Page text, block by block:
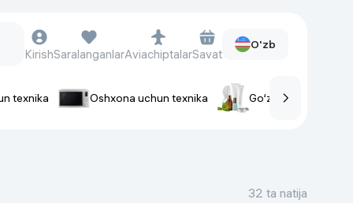
KirishSaralanganlarAviachiptalarSavat
O'zb
texnika Oshxona uchun texnika Go‘zallik va parvarish
32 ta natija